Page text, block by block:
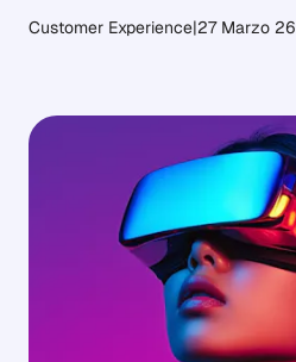
Customer Experience|27 Marzo 26